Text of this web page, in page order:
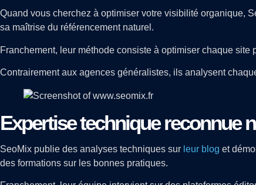
Quand vous cherchez à optimiser votre visibilité organique,
sa maîtrise du référencement naturel.
Franchement, leur méthode consiste à optimiser chaque
Contrairement aux agences généralistes, ils analysent
Expertise technique reconnue
SeoMix publie des analyses techniques sur leur blog et
des formations sur les bonnes pratiques.